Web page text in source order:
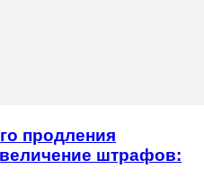
продления
штрафов: